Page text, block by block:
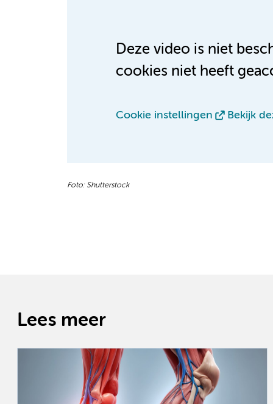
Deze video is niet
cookies niet heeft
Cookie instellingen Bekijk
Foto: Shutterstock
Lees meer